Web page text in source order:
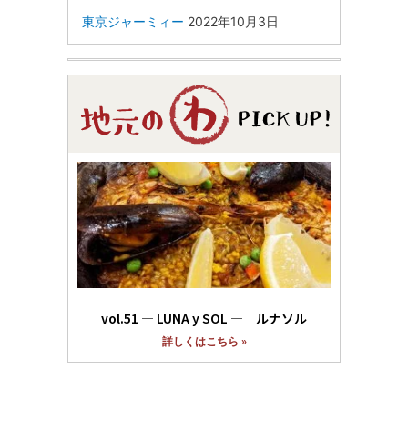
東京ジャーミィー 2022年10月3日
vol.51 ― LUNA y SOL ― ルナソル
詳しくはこちら »